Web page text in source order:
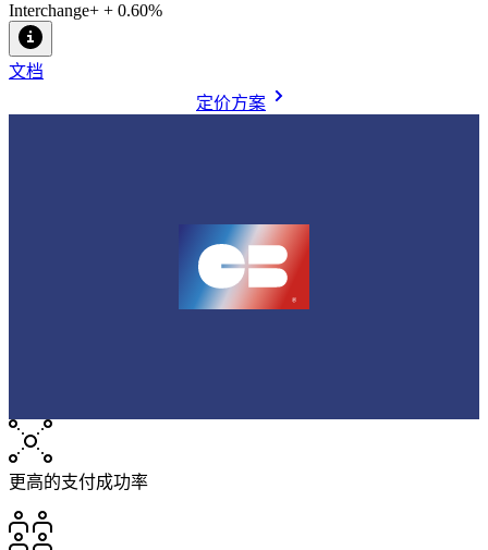
Interchange+ + 0.60%
文档
定价方案
更高的支付成功率